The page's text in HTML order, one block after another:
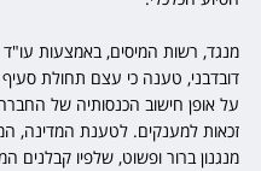
מנגד, רשות המיסים, באמצעות עו"ד
על אופן חישוב הכנסותיה של
זכאות למענקים. לטענת המדינה,
מנגנון ברור ופשוט, שלפיו קבלנים